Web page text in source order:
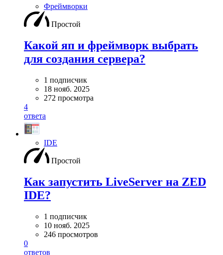
Фреймворки
Простой
Какой яп и фреймворк выбрать
для создания сервера?
1 подписчик
18 нояб. 2025
272 просмотра
4
ответа
IDE
Простой
Как запустить LiveServer на ZED
IDE?
1 подписчик
10 нояб. 2025
246 просмотров
0
ответов